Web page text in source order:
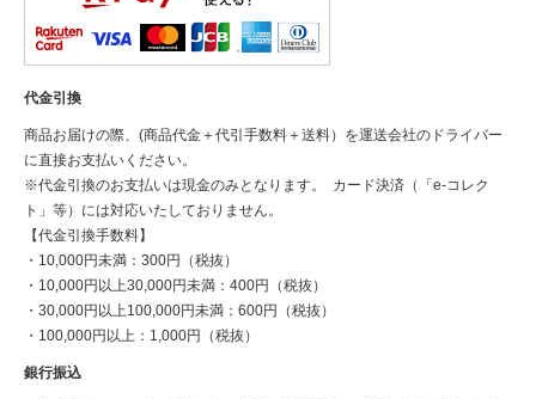
代金引換
商品お届けの際、(商品代金＋代引手数料＋送料）を運送会社のドライバー
に直接お支払いください。
※代金引換のお支払いは現金のみとなります。 カード決済（「e-コレク
ト」等）には対応いたしておりません。
【代金引換手数料】
・10,000円未満：300円（税抜）
・10,000円以上30,000円未満：400円（税抜）
・30,000円以上100,000円未満：600円（税抜）
・100,000円以上：1,000円（税抜）
銀行振込